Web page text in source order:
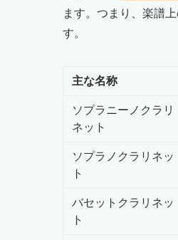
ます。つまり、楽譜
す。
主な名称
ソプラニーノクラリ
ネット
ソプラノクラリネッ
ト
バセットクラリネッ
ト